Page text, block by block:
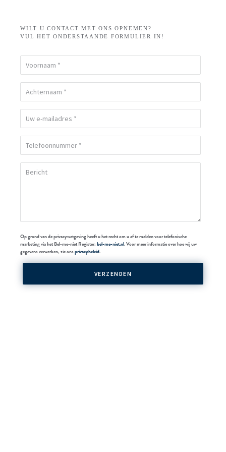
WILT U CONTACT MET ONS OPNEMEN?
VUL HET ONDERSTAANDE FORMULIER IN!
Op grond van de privacywetgeving heeft u het recht om u af te melden voor telefonische
marketing via het Bel-me-niet Register: bel-me-niet.nl. Voor meer informatie over hoe wij uw
gegevens verwerken, zie onsprivacybeleid.